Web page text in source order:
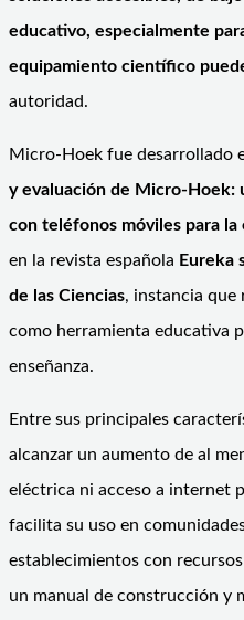
educativo, especialmente
equipamiento científico
autoridad.
Micro-Hoek fue desarrollado
y evaluación de Micro-Hoek:
con teléfonos móviles para la
en la revista española Eureka
de las Ciencias, instancia que
como herramienta educativa
enseñanza.
Entre sus principales
alcanzar un aumento de al
eléctrica ni acceso a internet
facilita su uso en
establecimientos con
un manual de construcción y